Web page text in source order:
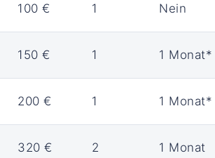
100 € 1 Nein
150 € 1 1 Monat*
200 € 1 1 Monat*
320 € 2 1 Monat